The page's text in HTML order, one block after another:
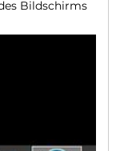
Bildschirms